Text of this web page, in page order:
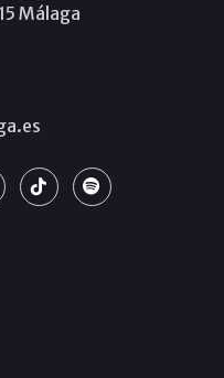
Málaga